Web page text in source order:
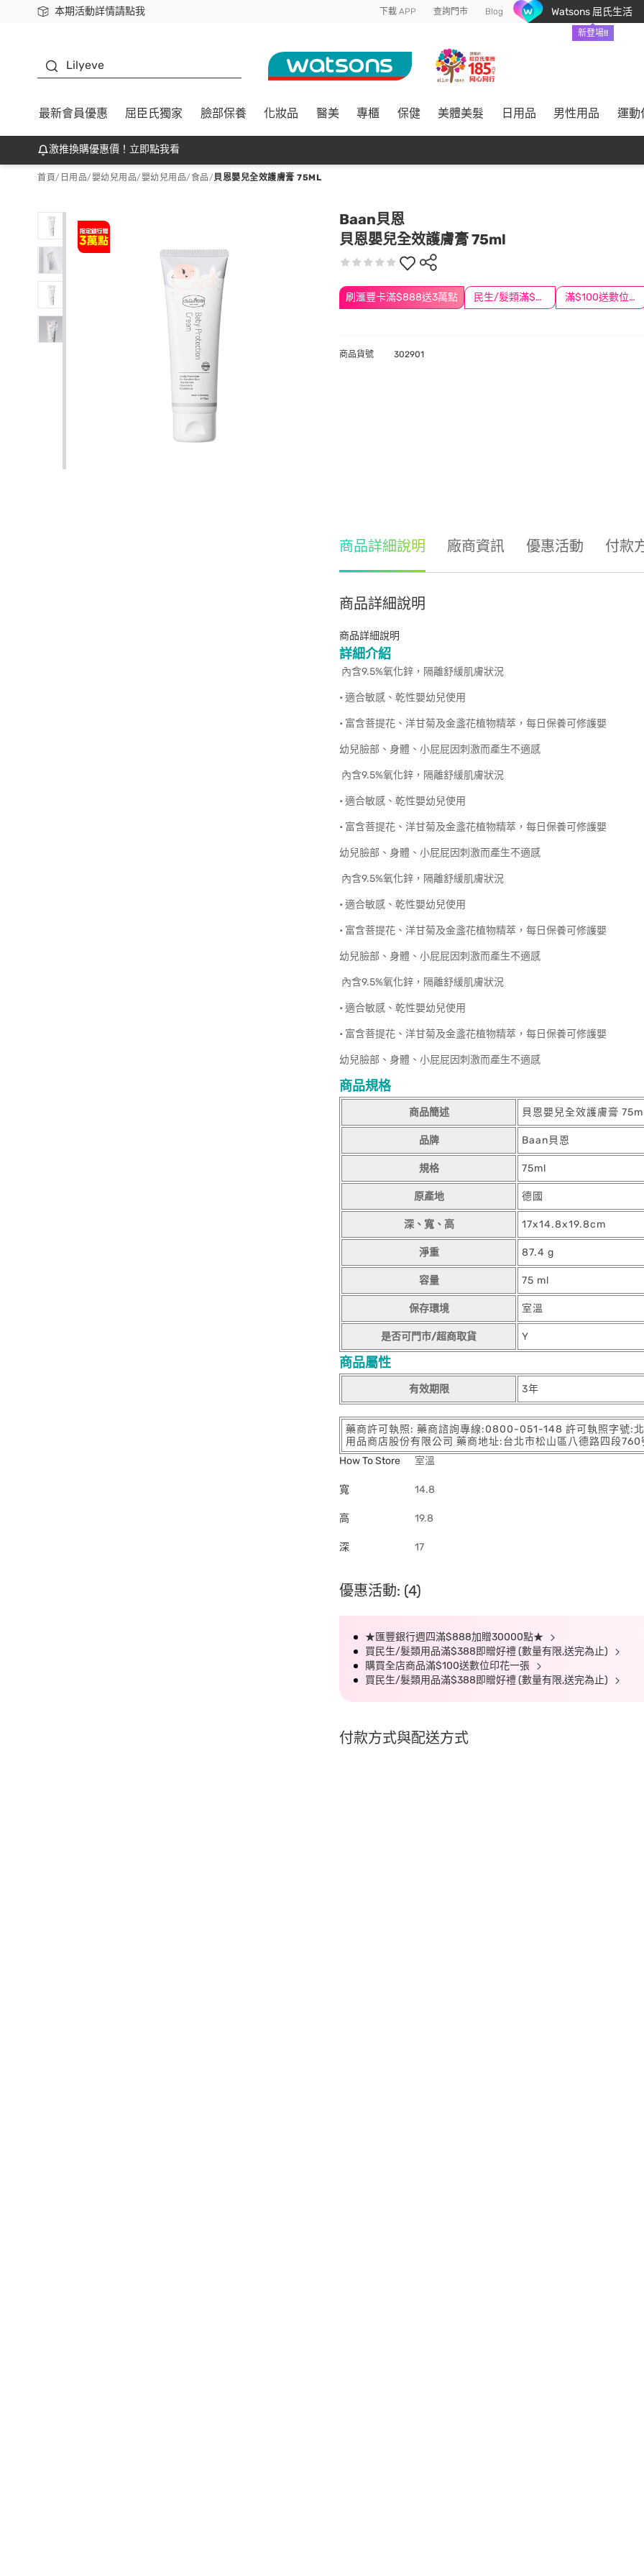
本期活動詳情請點我
下載app最高回饋$350 下載 APP 查詢門市 Blog Watsons 屈氏生活
新登場!!
Lilyeve
最新會員優惠 屈臣氏獨家 臉部保養 化妝品 醫美 專櫃 保健 美體美髮 日用品 男性用品 運動
激推換購優惠價！立即點我看
首頁/ 日用品/嬰幼兒用品/嬰幼兒用品/食品/貝恩嬰兒全效護膚膏 75ML
Baan貝恩
貝恩嬰兒全效護膚膏 75ml
刷滙豐卡滿$888送3萬點 民生/髮類滿$388送舒潔冰巾 滿$100送數位印花
商品貨號 302901
商品詳細說明 廠商資訊 優惠活動 付款
商品詳細說明
商品詳細說明
詳細介紹
內含9.5%氧化鋅，隔離舒緩肌膚狀況
• 適合敏感、乾性嬰幼兒使用
• 富含菩提花、洋甘菊及金盞花植物精萃，每日保養可修護嬰
幼兒臉部、身體、小屁屁因刺激而產生不適感
內含9.5%氧化鋅，隔離舒緩肌膚狀況
• 適合敏感、乾性嬰幼兒使用
• 富含菩提花、洋甘菊及金盞花植物精萃，每日保養可修護嬰
幼兒臉部、身體、小屁屁因刺激而產生不適感
內含9.5%氧化鋅，隔離舒緩肌膚狀況
• 適合敏感、乾性嬰幼兒使用
• 富含菩提花、洋甘菊及金盞花植物精萃，每日保養可修護嬰
幼兒臉部、身體、小屁屁因刺激而產生不適感
內含9.5%氧化鋅，隔離舒緩肌膚狀況
• 適合敏感、乾性嬰幼兒使用
• 富含菩提花、洋甘菊及金盞花植物精萃，每日保養可修護嬰
幼兒臉部、身體、小屁屁因刺激而產生不適感
商品規格
商品簡述 貝恩嬰兒全效護膚膏
品牌 Baan貝恩
規格 75ml
原產地 德國
深、寬、高 17x14.8x19.8cm
淨重 87.4 g
容量 75 ml
保存環境 室溫
是否可門市/超商取貨 Y
商品屬性
有效期限 3年
藥商許可執照: 藥商諮詢專線:0800-051-148 許可執照字號:
用品商店股份有限公司 藥商地址:台北市松山區八德路四段
How To Store
室溫
寬 14.8
高 19.8
深 17
優惠活動: (4)
★匯豐銀行週四滿$888加贈30000點★
買民生/髮類用品滿$388即贈好禮 (數量有限,送完為止)
購買全店商品滿$100送數位印花一張
買民生/髮類用品滿$388即贈好禮 (數量有限,送完為止)
付款方式與配送方式